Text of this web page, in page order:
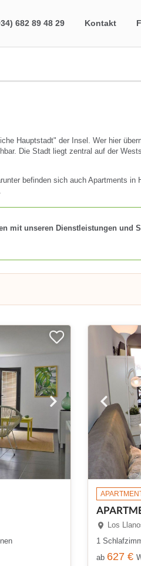
682 89 48 29 Kontakt
Hauptstadt" der Insel. Wer hier
Die Stadt liegt zentral auf der
befinden sich auch Apartments in
mit unseren Dienstleistungen und
Los
1
ab 627 €